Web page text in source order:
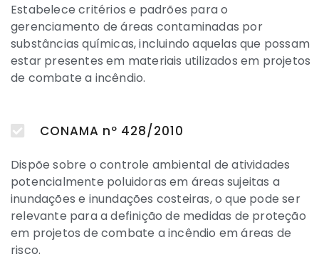
Estabelece critérios e padrões para o
gerenciamento de áreas contaminadas por
substâncias químicas, incluindo aquelas que possam
estar presentes em materiais utilizados em projetos
de combate a incêndio.
CONAMA nº 428/2010
Dispõe sobre o controle ambiental de atividades
potencialmente poluidoras em áreas sujeitas a
inundações e inundações costeiras, o que pode ser
relevante para a definição de medidas de proteção
em projetos de combate a incêndio em áreas de
risco.